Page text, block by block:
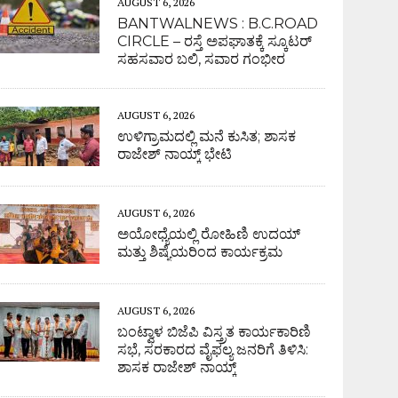
BANTWALNEWS : B.C.ROAD
CIRCLE – ರಸ್ತೆ ಅಪಘಾತಕ್ಕೆ ಸ್ಕೂಟರ್
ಸಹಸವಾರ ಬಲಿ, ಸವಾರ ಗಂಭೀರ
AUGUST 6, 2026
ಉಳಿಗ್ರಾಮದಲ್ಲಿ ಮನೆ ಕುಸಿತ; ಶಾಸಕ
ರಾಜೇಶ್ ನಾಯ್ಕ್ ಭೇಟಿ
AUGUST 6, 2026
ಅಯೋಧ್ಯೆಯಲ್ಲಿ ರೋಹಿಣಿ ಉದಯ್
ಮತ್ತು ಶಿಷ್ಯೆಯರಿಂದ ಕಾರ್ಯಕ್ರಮ
AUGUST 6, 2026
ಬಂಟ್ವಾಳ ಬಿಜೆಪಿ ವಿಸ್ತ್ರತ ಕಾರ್ಯಕಾರಿಣಿ
ಸಭೆ, ಸರಕಾರದ ವೈಫಲ್ಯ ಜನರಿಗೆ ತಿಳಿಸಿ:
ಶಾಸಕ ರಾಜೇಶ್ ನಾಯ್ಕ್